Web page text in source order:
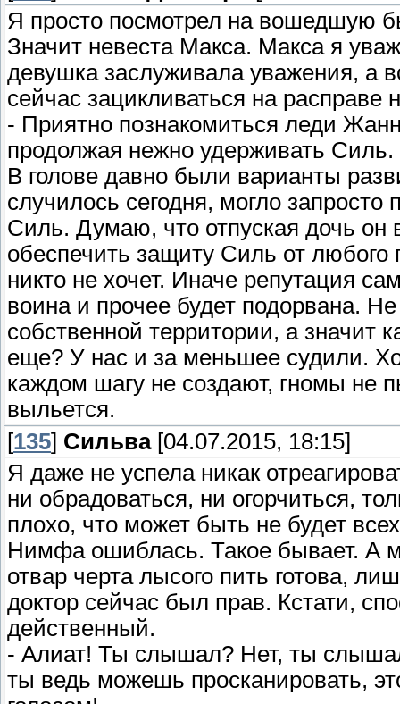
Я просто посмотрел на вошедшую
Значит невеста Макса. Макса я
девушка заслуживала уважения, а
сейчас зацикливаться на расправе
- Приятно познакомиться леди
продолжая нежно удерживать
В голове давно были варианты
случилось сегодня, могло
Силь. Думаю, что отпуская дочь он
обеспечить защиту Силь от любого
никто не хочет. Иначе репутация
воина и прочее будет подорвана.
собственной территории, а значит
еще? У нас и за меньшее судили.
каждом шагу не создают, гномы не
выльется.
[135] Сильва[04.07.2015, 18:15]
Я даже не успела никак
ни обрадоваться, ни огорчиться,
плохо, что может быть не будет
Нимфа ошиблась. Такое бывает. А
отвар черта лысого пить готова,
доктор сейчас был прав. Кстати,
действенный.
- Алиат! Ты слышал? Нет, ты
ты ведь можешь просканировать,